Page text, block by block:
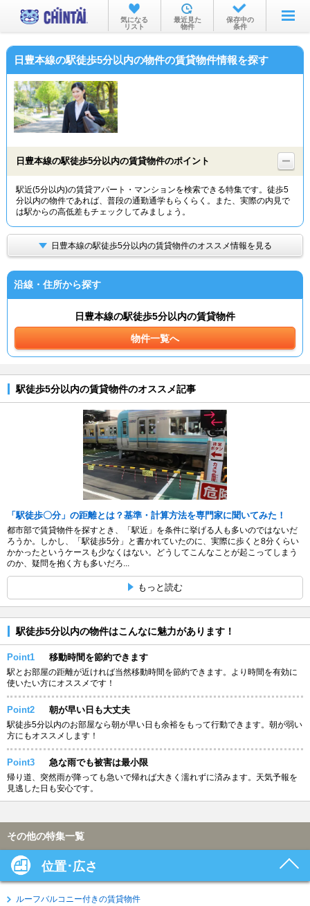
お部屋を探す
沿線・駅から
物件特集から
TOP
気になる
リスト
最近見た
物件
保存中の
条件
日豊本線の駅徒歩5分以内の物件の賃貸物件情報を探す
日豊本線の駅徒歩5分以内の賃貸物件のポイント
駅近(5分以内)の賃貸アパート・マンションを検索できる特集です。徒歩5
分以内の物件であれば、普段の通勤通学もらくらく。また、実際の内見で
は駅からの高低差もチェックしてみましょう。
日豊本線の駅徒歩5分以内の賃貸物件のオススメ情報を見る
沿線・住所から探す
日豊本線の駅徒歩5分以内の賃貸物件
物件一覧へ
駅徒歩5分以内の賃貸物件のオススメ記事
「駅徒歩〇分」の距離とは？基準・計算方法を専門家に聞いてみた！
都市部で賃貸物件を探すとき、「駅近」を条件に挙げる人も多いのではないだ
ろうか。しかし、「駅徒歩5分」と書かれていたのに、実際に歩くと8分くらい
かかったというケースも少なくはない。どうしてこんなことが起こってしまう
のか、疑問を抱く方も多いだろ...
もっと読む
駅徒歩5分以内の物件はこんなに魅力があります！
Point1 移動時間を節約できます
駅とお部屋の距離が近ければ当然移動時間を節約できます。より時間を有効に
使いたい方にオススメです！
Point2 朝が早い日も大丈夫
駅徒歩5分以内のお部屋なら朝が早い日も余裕をもって行動できます。朝が弱い
方にもオススメします！
Point3 急な雨でも被害は最小限
帰り道、突然雨が降っても急いで帰れば大きく濡れずに済みます。天気予報を
見逃した日も安心です。
その他の特集一覧
位置･広さ
ルーフバルコニー付きの賃貸物件